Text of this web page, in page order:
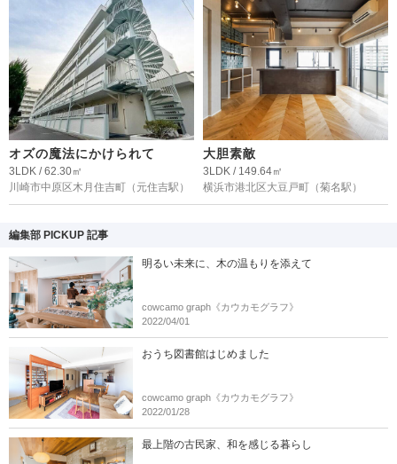
オズの魔法にかけられて
3LDK / 62.30㎡
川崎市中原区木月住吉町 （元住吉駅）
大胆素敵
3LDK / 149.64㎡
横浜市港北区大豆戸町 （菊名駅）
編集部 PICKUP 記事
明るい未来に、木の温もりを添えて
cowcamo graph《カウカモグラフ》
2022/04/01
おうち図書館はじめました
cowcamo graph《カウカモグラフ》
2022/01/28
最上階の古民家、和を感じる暮らし